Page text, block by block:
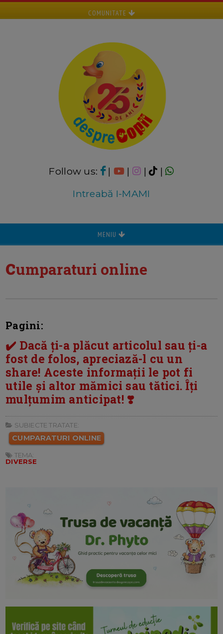
COMUNITATE
Follow us: | | |
|
Intreabă I-MAMI
MENIU
cumparaturi online
Pagini:
✔️ Dacă ți-a plăcut articolul sau ți-a
fost de folos, apreciază-l cu un
share! Aceste informații le pot fi
utile și altor mămici sau tătici. Îți
mulțumim anticipat! ❣️
SUBIECTE TRATATE:
CUMPARATURI ONLINE
TEMA:
DIVERSE